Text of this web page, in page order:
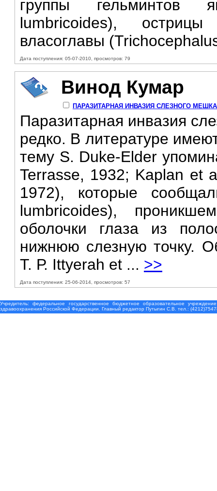
группы гельминтов
lumbricoides),
власоглавы
Дата поступления: 05-07-2010, просмотров: 79
Винод Кумар
ПАРАЗИТАРНАЯ ИНВАЗИЯ СЛЕЗНОГО МЕШКА
Паразитарная инвазия
редко. В литературе
тему S. Duke-Elder
Terrasse, 1932; Kaplan et
1972), которые
lumbricoides),
оболочки глаза из
нижнюю слезную точку.
Т. Р. Ittyerah et ... >>
Дата поступления: 25-06-2014, просмотров: 57
Учредитель: федеральное государственное бюджетное образовательное
здравоохранения Российской Федерации. Главный редактор Путыгин С.В. тел.: